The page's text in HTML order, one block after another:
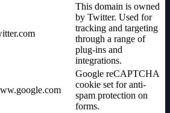
This domain is owned
by Twitter. Used for
tracking and targeting
through a range of
plug-ins and
integrations.
Google reCAPTCHA
cookie set for anti-
spam protection on
forms.